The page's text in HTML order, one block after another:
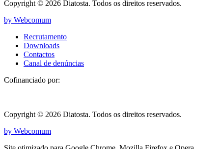
Copyright © 2026 Diatosta. Todos os direitos reservados.
by Webcomum
Recrutamento
Downloads
Contactos
Canal de denúncias
Cofinanciado por:
Copyright © 2026 Diatosta. Todos os direitos reservados.
by Webcomum